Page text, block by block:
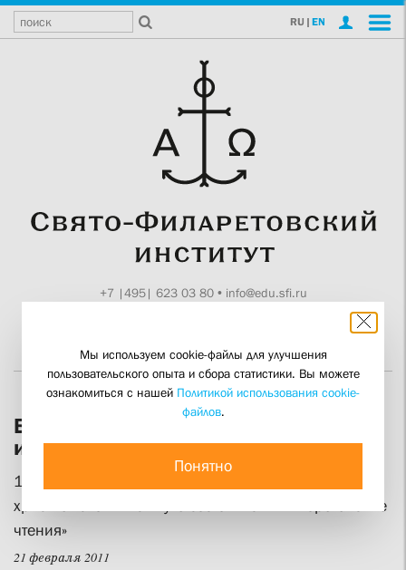
RU | EN
+7 |495| 623 03 80• info@edu.sfi.ru
Богословие оживает в истории, а
история – в Церкви
19 февраля в Свято-Филаретовском православно-
христианском институте состоялись XVII «Сретенские
чтения»
21 февраля 2011
Мы используем cookie-файлы для улучшения
пользовательского опыта и сбора статистики. Вы можете
ознакомиться с нашей Политикой использования cookie-
файлов.
Понятно